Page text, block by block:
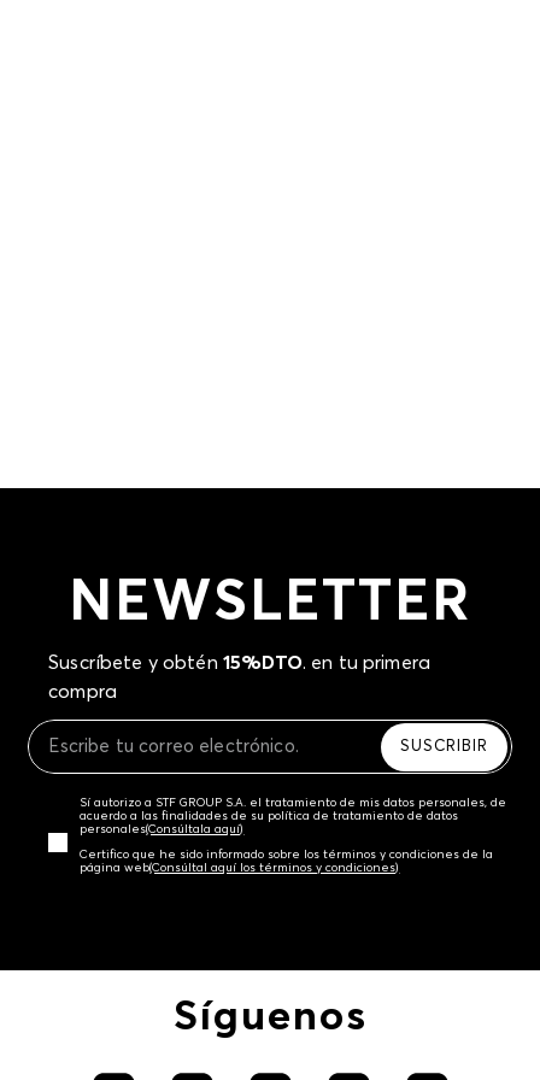
NEWSLETTER
Suscríbete y obtén 15%DTO. en tu primera
compra
SUSCRIBIR
Sí autorizo a STF GROUP S.A. el tratamiento de mis datos personales, de
acuerdo a las finalidades de su política de tratamiento de datos
personales‎(Consúltala aquí)
Certifico que he sido informado sobre los términos y condiciones de la
página web‎(Consúltal aquí los términos y condiciones)
Síguenos